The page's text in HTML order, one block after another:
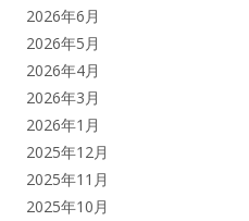
2026年6月
2026年5月
2026年4月
2026年3月
2026年1月
2025年12月
2025年11月
2025年10月